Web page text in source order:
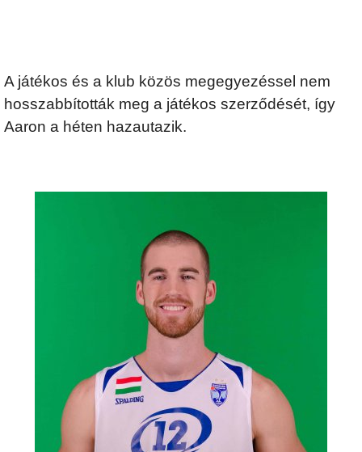
A játékos és a klub közös megegyezéssel nem
hosszabbították meg a játékos szerződését, így
Aaron a héten hazautazik.